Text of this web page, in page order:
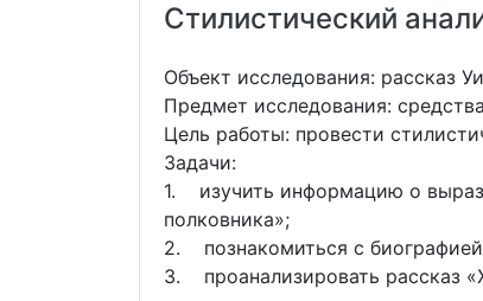
Стилистический
Объект исследования: рассказ
Предмет исследования:
Цель работы: провести
Задачи:
1. изучить информацию о
полковника»;
2. познакомиться с
3. проанализировать рассказ